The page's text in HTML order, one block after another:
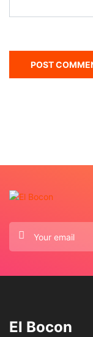
El Bocon